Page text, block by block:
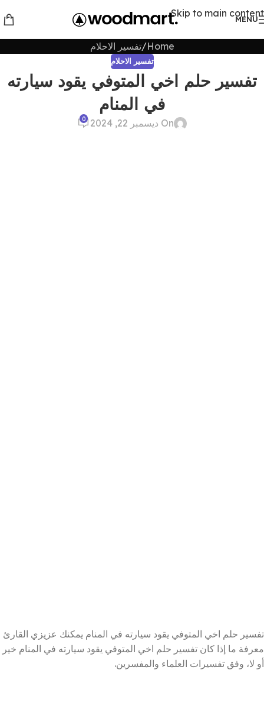
Skip to main content
MENU
Home تفسير الاحلام
تفسير الاحلام
تفسير حلم اخي المتوفي يقود سيارته
في المنام
On ديسمبر 22, 2024 0
تفسير حلم اخي المتوفي يقود سيارته في المنام يمكنك عزيزي القارئ
معرفة ما إذا كان تفسير حلم اخي المتوفي يقود سيارته في المنام خير
أو لا، وفق تفسيرات العلماء والمفسرين.